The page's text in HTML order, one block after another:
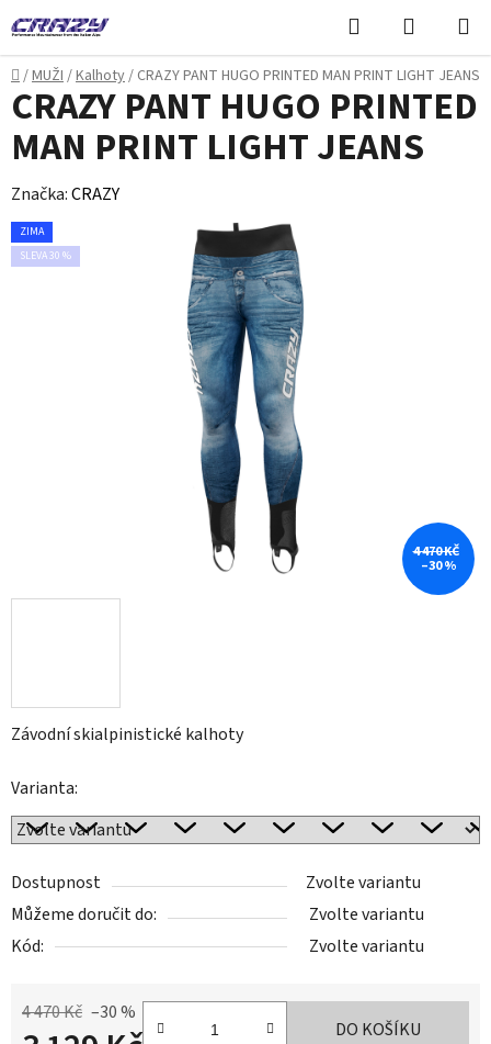
na
obsah
Hledat
KOŠÍK
Domů
/MUŽI/Kalhoty/ CRAZY PANT HUGO PRINTED MAN PRINT LIGHT JEANS
Závodní skialpinistické kalhoty
Varianta:
Dostupnost
Zvolte variantu
Můžeme doručit do:
Zvolte variantu
Kód:
Zvolte variantu
4 470 Kč –30 %
DO KOŠÍKU
CRAZY PANT HUGO PRINTED
MAN PRINT LIGHT JEANS
Značka:CRAZY
ZIMA
SLEVA 30 %
4 470 KČ
–30 %